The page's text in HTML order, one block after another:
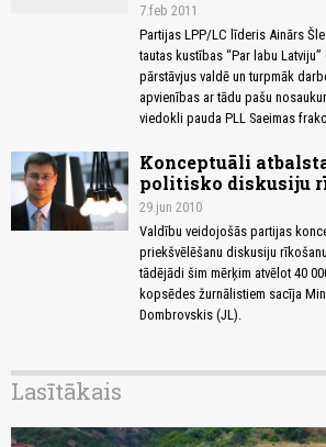
7.feb 2011
Partijas LPP/LC līderis Ainārs
tautas kustības “Par labu
pārstāvjus valdē un turpmāk
apvienības ar tādu pašu
viedokli pauda PLL Saeimas
Konceptuāli
politisko diskusiju
29.jun 2010
Valdību veidojošās partijas
priekšvēlēšanu diskusiju
tādējādi šim mērķim atvēlot 40
kopsēdes žurnālistiem sacīja
Dombrovskis (JL).
Lasītākais